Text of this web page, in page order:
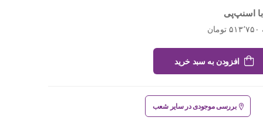
اسنپ‌پی
افزودن به سبد خرید
بررسی موجودی در سایر شعب